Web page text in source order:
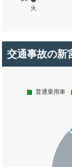
交通事故の新